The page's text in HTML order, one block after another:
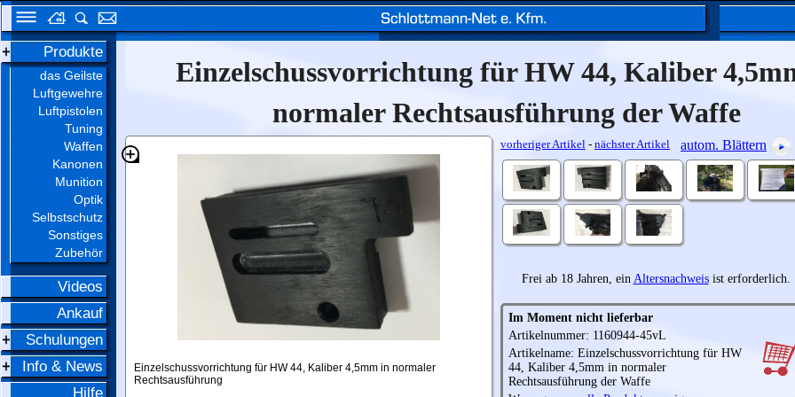
Produkte
das Geilste
Luftgewehre
Luftpistolen
Tuning
Waffen
Kanonen
Munition
Optik
Selbstschutz
Sonstiges
Zubehör
Videos
Ankauf
Schulungen
Info & News
Hilfe
Einzelschussvorrichtung für HW 44, Kaliber
normaler Rechtsausführung der Waffe
Einzelschussvorrichtung für HW 44, Kaliber 4,5mm in normaler
Rechtsausführung
vorheriger Artikel - nächster Artikel autom. Blättern
Frei ab 18 Jahren, ein Altersnachweisist erforderlich.
Im Moment nicht lieferbar
Artikelnummer: 1160944-45vL
Artikelname: Einzelschussvorrichtung für HW
44, Kaliber 4,5mm in normaler
Rechtsausführung der Waffe